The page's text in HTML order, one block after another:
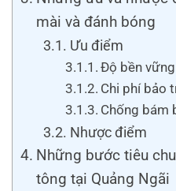
mài và đánh bóng
Ưu điểm
Độ bền vững
Chi phí bảo
Chống bám
Nhược điểm
Những bước tiêu
tông tại Quảng Ngãi